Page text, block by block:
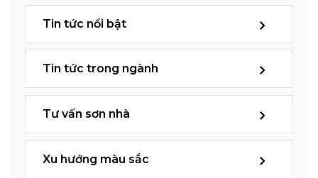
Tin tức nổi bật
Tin tức trong ngành
Tư vấn sơn nhà
Xu hướng màu sắc